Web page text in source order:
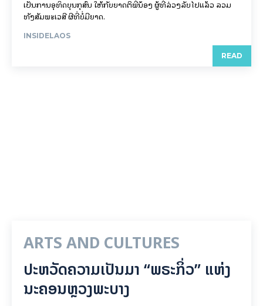
ເປັນການອຸທິດບຸນກຸສົນ ໃຫ້ກັບຍາດຕິພີ່ນ້ອງ ຜູ້ທີ່ລ່ວງລັບໄປແລ້ວ ລວມ
ທັງສັມພະເວສີ ຜີທີ່ບໍ່ມີຍາດ.
INSIDELAOS
READ
ARTS AND CULTURES
ປະຫວັດຄວາມເປັນມາ “ພຣະກິ່ວ” ແຫ່ງ
ນະຄອນຫຼວງພະບາງ